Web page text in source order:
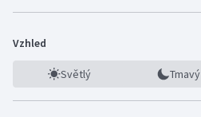
Vzhled
Světlý Tmavý